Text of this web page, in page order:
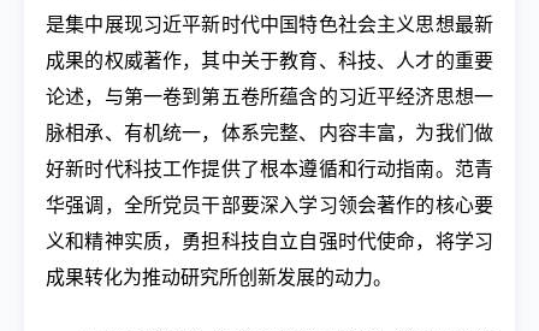
是集中展现习近平新时代中国特色社会主义思想最新
成果的权威著作，其中关于教育、科技、人才的重要
论述，与第一卷到第五卷所蕴含的习近平经济思想一
脉相承、有机统一，体系完整、内容丰富，为我们做
好新时代科技工作提供了根本遵循和行动指南。范青
华强调，全所党员干部要深入学习领会著作的核心要
义和精神实质，勇担科技自立自强时代使命，将学习
成果转化为推动研究所创新发展的动力。